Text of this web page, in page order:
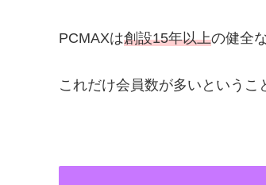
PCMAXは創設15年以上の健全
これだけ会員数が多いという